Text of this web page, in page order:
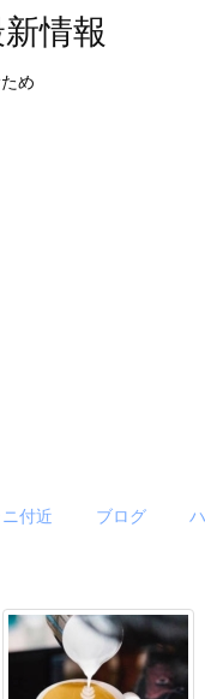
情報
め
付近 ブログ